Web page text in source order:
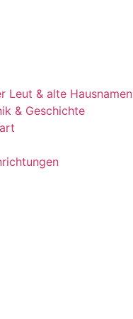
Leut & alte Hausnamen
& Geschichte